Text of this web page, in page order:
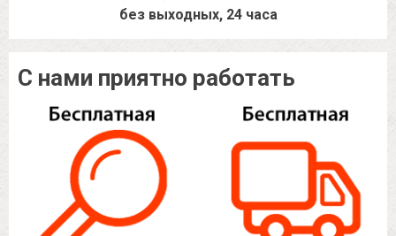
без выходных, 24 часа
С нами приятно работать